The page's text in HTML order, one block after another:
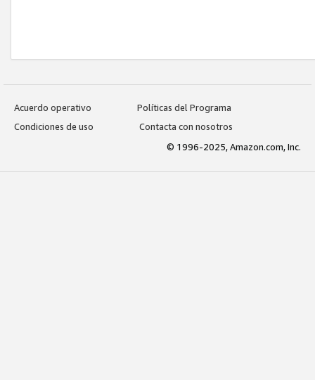
Acuerdo operativo
Políticas del Programa
Condiciones de uso
Contacta con nosotros
© 1996-2025, Amazon.com, Inc.